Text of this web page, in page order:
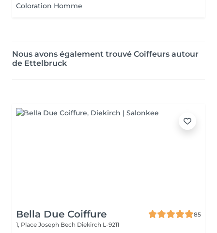
Coloration Homme
Nous avons également trouvé Coiffeurs autour
de Ettelbruck
Bella Due Coiffure
85
1, Place Joseph Bech Diekirch L-9211